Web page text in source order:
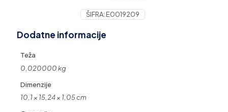
USB
ŠIFRA: E0019209
Dodatne informacije
Teža
0,020000 kg
Dimenzije
10,1 × 15,24 × 1,05 cm